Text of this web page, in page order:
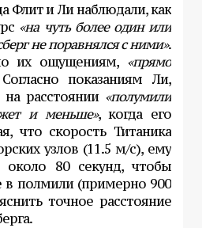
Флит и Ли наблюдали, как
«на чуть более один или
не поравнялся с ними».
их ощущениям, «прямо
Согласно показаниям Ли,
на расстоянии «полумили
и меньше», когда его
что скорость Титаника
узлов (11.5 м/с), ему
около 80 секунд, чтобы
в полмили (примерно 900
точное расстояние